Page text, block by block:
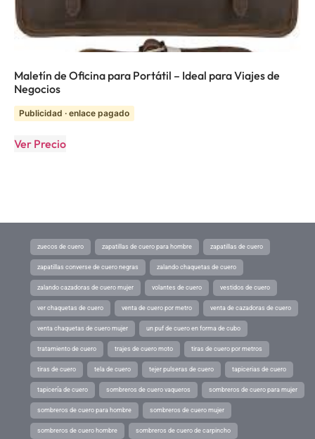
Maletín de Oficina para Portátil – Ideal para Viajes de
Negocios
Publicidad · enlace pagado
Ver Precio
zuecos de cuero zapatillas de cuero para hombre zapatillas de cuero
zapatillas converse de cuero negras zalando chaquetas de cuero
zalando cazadoras de cuero mujer volantes de cuero vestidos de cuero
ver chaquetas de cuero venta de cuero por metro venta de cazadoras de cuero
venta chaquetas de cuero mujer un puf de cuero en forma de cubo
tratamiento de cuero trajes de cuero moto tiras de cuero por metros
tiras de cuero tela de cuero tejer pulseras de cuero tapicerias de cuero
tapicería de cuero sombreros de cuero vaqueros sombreros de cuero para mujer
sombreros de cuero para hombre sombreros de cuero mujer
sombreros de cuero hombre sombreros de cuero de carpincho